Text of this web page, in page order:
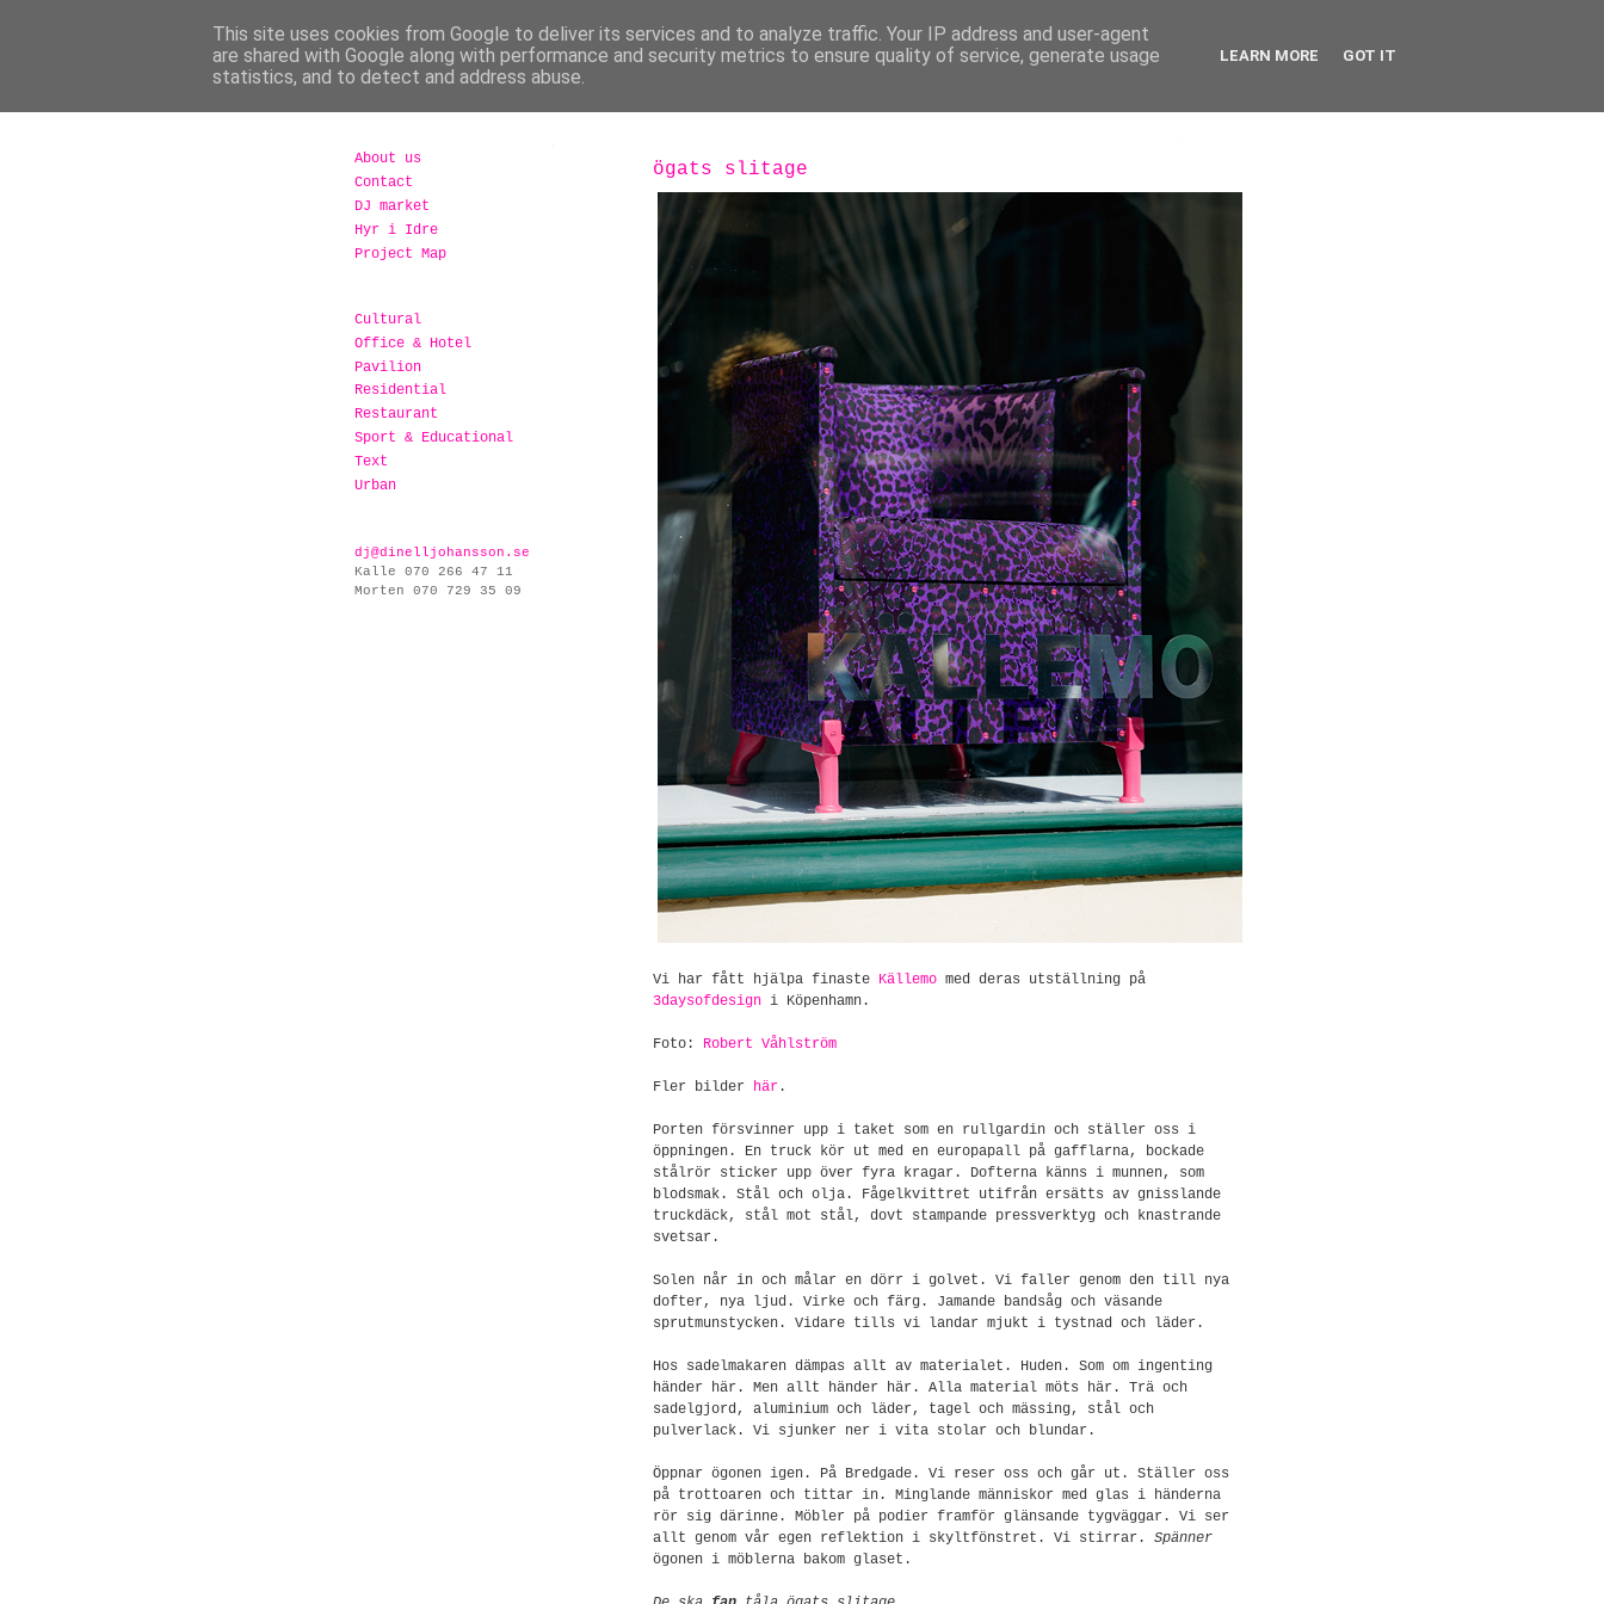
About us
Contact
DJ market
Hyr i Idre
Project Map
Cultural
Office & Hotel
Pavilion
Residential
Restaurant
Sport & Educational
Text
Urban
dj@dinelljohansson.se
Kalle 070 266 47 11
Morten 070 729 35 09
ögats slitage
Vi har fått hjälpa finaste Källemo med deras utställning på
3daysofdesign i Köpenhamn.
Foto: Robert Våhlström
Fler bilder här .
Porten försvinner upp i taket som en rullgardin och ställer oss i
öppningen. En truck kör ut med en europapall på gafflarna, bockade
stålrör sticker upp över fyra kragar. Dofterna känns i munnen, som
blodsmak. Stål och olja. Fågelkvittret utifrån ersätts av gnisslande
truckdäck, stål mot stål, dovt stampande pressverktyg och knastrande
svetsar.
Solen når in och målar en dörr i golvet. Vi faller genom den till nya
dofter, nya ljud. Virke och färg. Jamande bandsåg och väsande
sprutmunstycken. Vidare tills vi landar mjukt i tystnad och läder.
Hos sadelmakaren dämpas allt av materialet. Huden. Som om ingenting
händer här. Men allt händer här. Alla material möts här. Trä och
sadelgjord, aluminium och läder, tagel och mässing, stål och
pulverlack. Vi sjunker ner i vita stolar och blundar.
Öppnar ögonen igen. På Bredgade. Vi reser oss och går ut. Ställer oss
på trottoaren och tittar in. Minglande människor med glas i händerna
rör sig därinne. Möbler på podier framför glänsande tygväggar. Vi ser
allt genom vår egen reflektion i skyltfönstret. Vi stirrar. Spänner
ögonen i möblerna bakom glaset.
This site uses cookies from Google to deliver its services and to analyze traffic. Your IP address and user-agent
are shared with Google along with performance and security metrics to ensure quality of service, generate usage
statistics, and to detect and address abuse.
LEARN MORE GOT IT